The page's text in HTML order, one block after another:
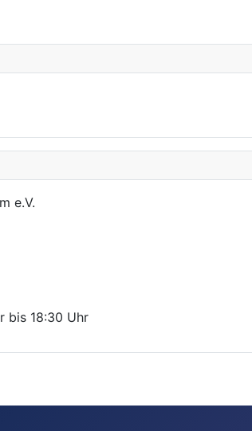
e.V.
bis 18:30 Uhr